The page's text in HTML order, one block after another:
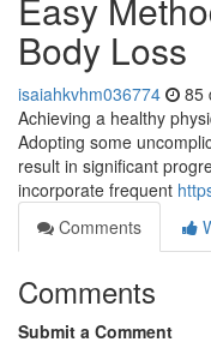
Body Loss
isaiahkvhm036774 85
Achieving a healthy
Adopting some
result in significant
incorporate frequent
Comments
Comments
Submit a Comment